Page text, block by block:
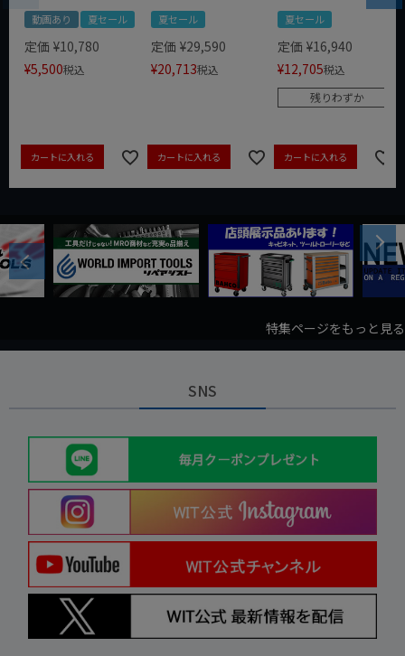
動画あり 夏セール
定価 ¥10,780
¥5,500税込
カートに入れる
夏セール
定価 ¥29,590
¥20,713税込
カートに入れる
夏セール
定価 ¥16,940
¥12,705税込
残りわずか
カートに入れる
Previous
Next
特集ページをもっと見る
SNS